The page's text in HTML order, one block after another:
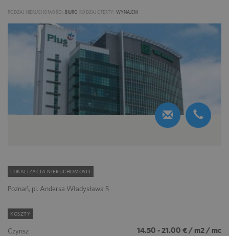
RODZAJ NIERUCHOMOŚCI: BIURO RODZAJ OFERTY: WYNAJEM
LOKALIZACJA NIERUCHOMOŚCI
Poznań, pl. Andersa Władysława 5
KOSZTY
Czynsz 14.50 - 21.00 € / m2 / mc